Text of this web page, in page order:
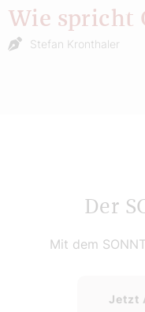
Wie spricht
Stefan Kronthaler
Der
Mit dem
Jetzt